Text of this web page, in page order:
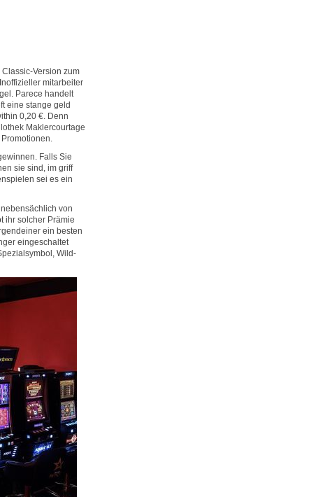
Version zum
mitarbeiter
Parece handelt
eine stange geld
0,20 €. Denn
Maklercourtage
Falls Sie
sie sind, im griff
sei es ein
von
ihr solcher Prämie
ein besten
eingeschaltet
Wild-